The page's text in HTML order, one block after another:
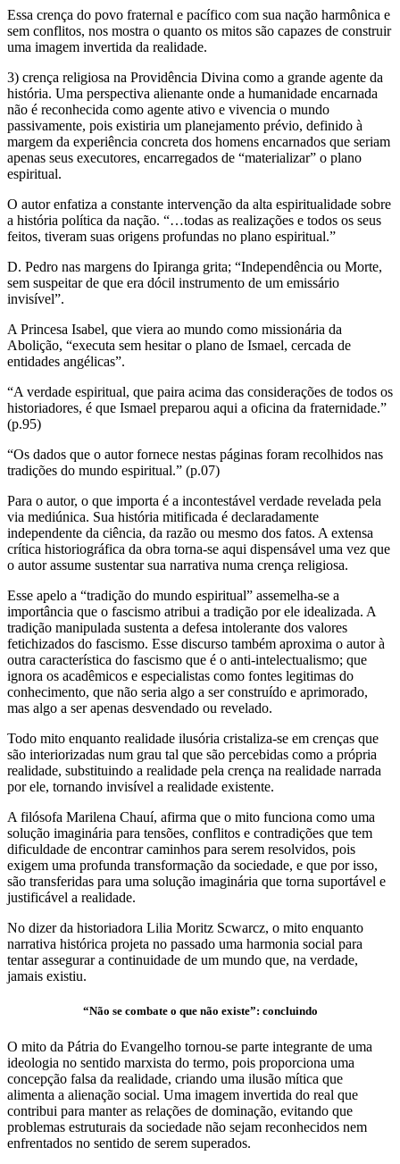
Essa crença do povo fraternal e pacífico com sua nação harmônica e
sem conflitos, nos mostra o quanto os mitos são capazes de construir
uma imagem invertida da realidade.
3) crença religiosa na Providência Divina como a grande agente da
história. Uma perspectiva alienante onde a humanidade encarnada
não é reconhecida como agente ativo e vivencia o mundo
passivamente, pois existiria um planejamento prévio, definido à
margem da experiência concreta dos homens encarnados que seriam
apenas seus executores, encarregados de “materializar” o plano
espiritual.
O autor enfatiza a constante intervenção da alta espiritualidade sobre
a história política da nação. “…todas as realizações e todos os seus
feitos, tiveram suas origens profundas no plano espiritual.”
D. Pedro nas margens do Ipiranga grita; “Independência ou Morte,
sem suspeitar de que era dócil instrumento de um emissário
invisível”.
A Princesa Isabel, que viera ao mundo como missionária da
Abolição, “executa sem hesitar o plano de Ismael, cercada de
entidades angélicas”.
“A verdade espiritual, que paira acima das considerações de todos os
historiadores, é que Ismael preparou aqui a oficina da fraternidade.”
(p.95)
“Os dados que o autor fornece nestas páginas foram recolhidos nas
tradições do mundo espiritual.” (p.07)
Para o autor, o que importa é a incontestável verdade revelada pela
via mediúnica. Sua história mitificada é declaradamente
independente da ciência, da razão ou mesmo dos fatos. A extensa
crítica historiográfica da obra torna-se aqui dispensável uma vez que
o autor assume sustentar sua narrativa numa crença religiosa.
Esse apelo a “tradição do mundo espiritual” assemelha-se a
importância que o fascismo atribui a tradição por ele idealizada. A
tradição manipulada sustenta a defesa intolerante dos valores
fetichizados do fascismo. Esse discurso também aproxima o autor à
outra característica do fascismo que é o anti-intelectualismo; que
ignora os acadêmicos e especialistas como fontes legitimas do
conhecimento, que não seria algo a ser construído e aprimorado,
mas algo a ser apenas desvendado ou revelado.
Todo mito enquanto realidade ilusória cristaliza-se em crenças que
são interiorizadas num grau tal que são percebidas como a própria
realidade, substituindo a realidade pela crença na realidade narrada
por ele, tornando invisível a realidade existente.
A filósofa Marilena Chauí, afirma que o mito funciona como uma
solução imaginária para tensões, conflitos e contradições que tem
dificuldade de encontrar caminhos para serem resolvidos, pois
exigem uma profunda transformação da sociedade, e que por isso,
são transferidas para uma solução imaginária que torna suportável e
justificável a realidade.
No dizer da historiadora Lilia Moritz Scwarcz, o mito enquanto
narrativa histórica projeta no passado uma harmonia social para
tentar assegurar a continuidade de um mundo que, na verdade,
jamais existiu.
“Não se combate o que não existe”: concluindo
O mito da Pátria do Evangelho tornou-se parte integrante de uma
ideologia no sentido marxista do termo, pois proporciona uma
concepção falsa da realidade, criando uma ilusão mítica que
alimenta a alienação social. Uma imagem invertida do real que
contribui para manter as relações de dominação, evitando que
problemas estruturais da sociedade não sejam reconhecidos nem
enfrentados no sentido de serem superados.